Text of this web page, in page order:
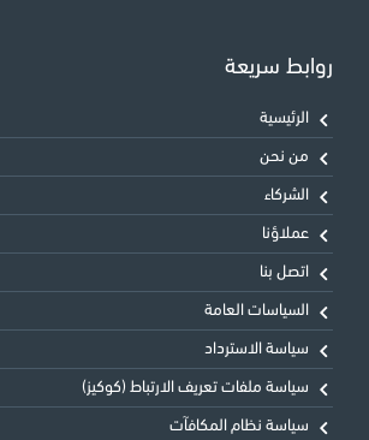
روابط سريعة
الرئيسية
من نحن
الشركاء
عملاؤنا
اتصل بنا
السياسات العامة
سياسة الاسترداد
سياسة ملفات تعريف الارتباط (كوكيز)
سياسة نظام المكافآت